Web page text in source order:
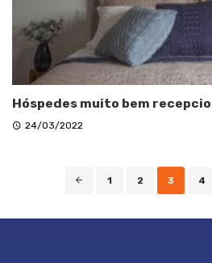
Hóspedes muito bem
24/03/2022
1 2 3 4